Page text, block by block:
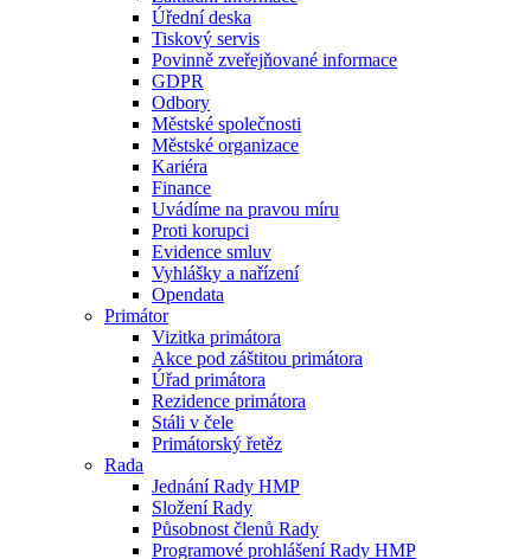
Úřední deska
Tiskový servis
Povinně zveřejňované informace
GDPR
Odbory
Městské společnosti
Městské organizace
Kariéra
Finance
Uvádíme na pravou míru
Proti korupci
Evidence smluv
Vyhlášky a nařízení
Opendata
Primátor
Vizitka primátora
Akce pod záštitou primátora
Úřad primátora
Rezidence primátora
Stáli v čele
Primátorský řetěz
Rada
Jednání Rady HMP
Složení Rady
Působnost členů Rady
Programové prohlášení Rady HMP